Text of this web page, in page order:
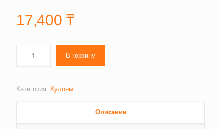
17,400 ₸
В корзину
Категория: Кулоны
Описание